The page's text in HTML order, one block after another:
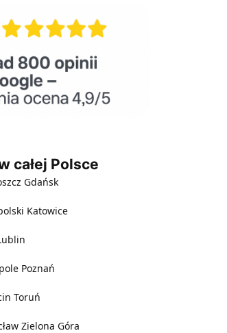
całej Polsce
Gdańsk
Katowice
Poznań
Toruń
Zielona Góra